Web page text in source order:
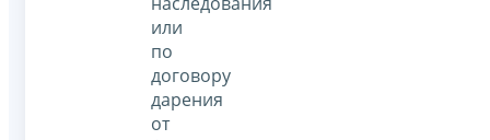
или
по
договору
дарения
от